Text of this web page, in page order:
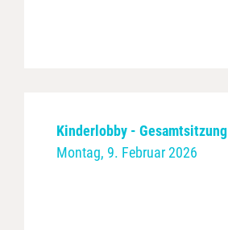
Kinderlobby - Gesamtsitzung
Montag, 9. Februar 2026